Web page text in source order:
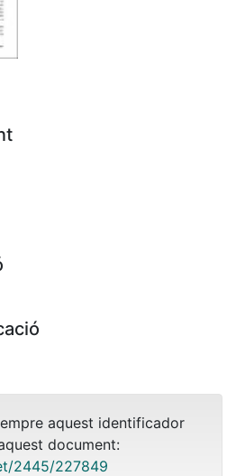
aquest identificador
document:
2445/227849